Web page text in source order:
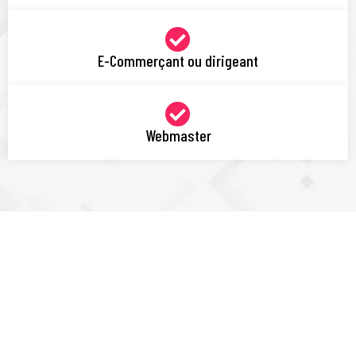
E-Commerçant ou dirigeant
Webmaster